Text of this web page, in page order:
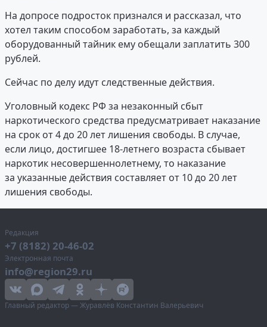
На допросе подросток признался и рассказал, что
хотел таким способом заработать, за каждый
оборудованный тайник ему обещали заплатить 300
рублей.
Сейчас по делу идут следственные действия.
Уголовный кодекс РФ за незаконный сбыт
наркотического средства предусматривает наказание
на срок от 4 до 20 лет лишения свободы. В случае,
если лицо, достигшее 18-летнего возраста сбывает
наркотик несовершеннолетнему, то наказание
за указанные действия составляет от 10 до 20 лет
лишения свободы.
Редакция
+7 (8182) 20-46-02
Электронная почта
info@region29.ru
Главный редактор — Журавлёв Константин Валерьевич